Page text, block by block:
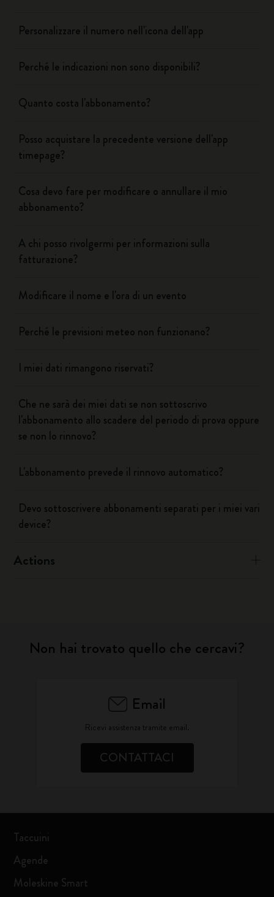
Personalizzare il numero nell'icona dell'app
Perché le indicazioni non sono disponibili?
Quanto costa l'abbonamento?
Posso acquistare la precedente versione dell'app
timepage?
Cosa devo fare per modificare o annullare il mio
abbonamento?
A chi posso rivolgermi per informazioni sulla
fatturazione?
Modificare il nome e l'ora di un evento
Perché le previsioni meteo non funzionano?
I miei dati rimangono riservati?
Che ne sarà dei miei dati se non sottoscrivo
l'abbonamento allo scadere del periodo di prova oppure
se non lo rinnovo?
L'abbonamento prevede il rinnovo automatico?
Devo sottoscrivere abbonamenti separati per i miei vari
device?
Actions
Non hai trovato quello che cercavi?
Email
Ricevi assistenza tramite email.
CONTATTACI
Taccuini
Agende
Moleskine Smart